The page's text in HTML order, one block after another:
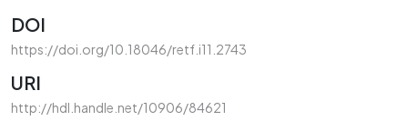
DOI
https://doi.org/10.18046/retf.i11.2743
URI
http://hdl.handle.net/10906/84621